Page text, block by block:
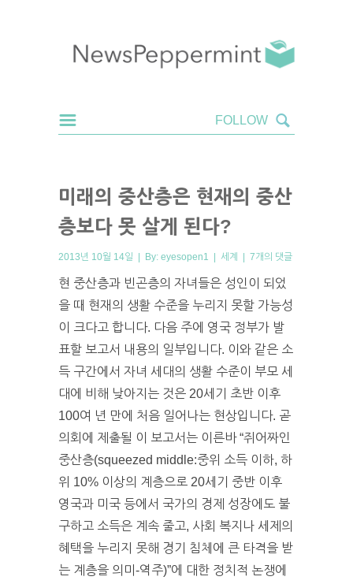
미래의 중산층은 현재의 중산
층보다 못 살게 된다?
2013년 10월 14일 | By: eyesopen1 | 세계 | 7개의 댓글
현 중산층과 빈곤층의 자녀들은 성인이 되었
을 때 현재의 생활 수준을 누리지 못할 가능성
이 크다고 합니다. 다음 주에 영국 정부가 발
표할 보고서 내용의 일부입니다. 이와 같은 소
득 구간에서 자녀 세대의 생활 수준이 부모 세
대에 비해 낮아지는 것은 20세기 초반 이후
100여 년 만에 처음 일어나는 현상입니다. 곧
의회에 제출될 이 보고서는 이른바 “쥐어짜인
중산층(squeezed middle:중위 소득 이하, 하
위 10% 이상의 계층으로 20세기 중반 이후
영국과 미국 등에서 국가의 경제 성장에도 불
구하고 소득은 계속 줄고, 사회 복지나 세제의
혜택을 누리지 못해 경기 침체에 큰 타격을 받
는 계층을 의미-역주)”에 대한 정치적 논쟁에